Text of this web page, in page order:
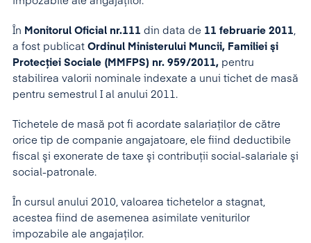
În Monitorul Oficial nr.111 din data de 11 februarie 2011,
a fost publicat Ordinul Ministerului Muncii, Familiei şi
Protecţiei Sociale (MMFPS) nr. 959/2011, pentru
stabilirea valorii nominale indexate a unui tichet de masă
pentru semestrul I al anului 2011.
Tichetele de masă pot fi acordate salariaţilor de către
orice tip de companie angajatoare, ele fiind deductibile
fiscal şi exonerate de taxe şi contribuții social-salariale şi
social-patronale.
În cursul anului 2010, valoarea tichetelor a stagnat,
acestea fiind de asemenea asimilate veniturilor
impozabile ale angajaţilor.